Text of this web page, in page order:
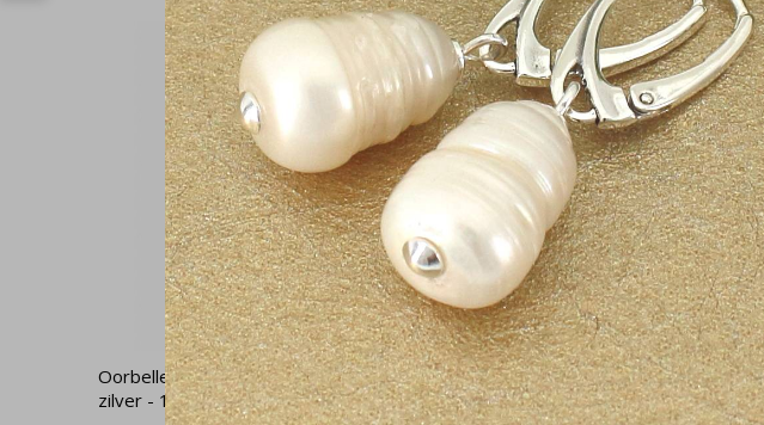
Oorbellen blauw parel kristal - sterling
zilver - 1461
Oorbellen parel kristal donkerblauw -
sterling zilver - 2358